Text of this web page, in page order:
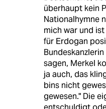
überhaupt kein
Nationalhymne
mich war und
für Erdogan
sagen, Merkel
ja auch, das
bins nicht
gewesen." Die